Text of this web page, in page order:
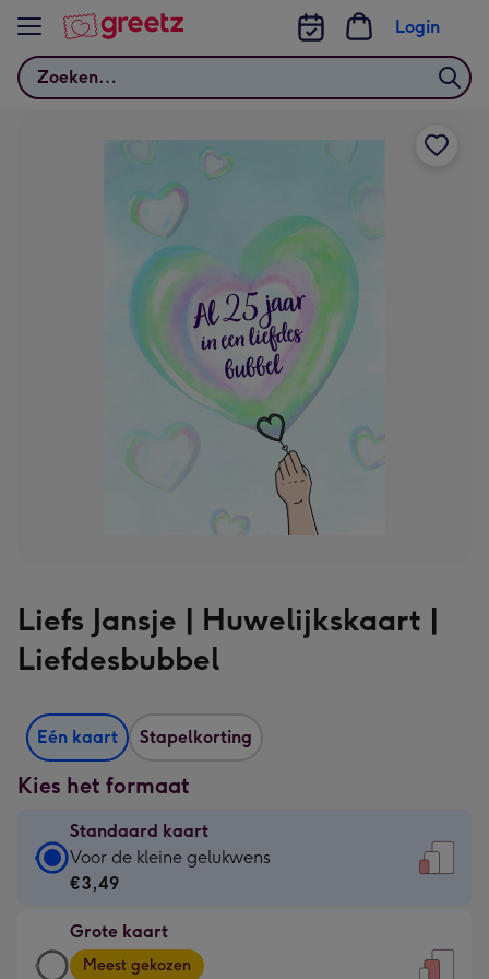
Bekijk meer
Zoeken
Login
Liefs Jansje | Huwelijkskaart |
Liefdesbubbel
Eén kaart Stapelkorting
Kies het formaat
Standaard kaart
Standaard
kaart
€3,49
-
Voor de kleine gelukwens
€3,49
Grote kaart
Grote
Meest gekozen